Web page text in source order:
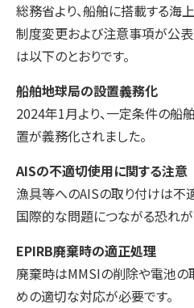
ヤ
マ
ト
無
線
総務省より、船舶に搭載する海
制度変更および注意事項が公表
は以下のとおりです。
船舶地球局の設置義務化
2024年1月より、一定条件の船
置が義務化されました。
AISの不適切使用に関する注意
漁具等へのAISの取り付けは不
国際的な問題につながる恐れが
EPIRB廃棄時の適正処理
廃棄時はMMSIの削除や電池の
めの適切な対応が必要です。